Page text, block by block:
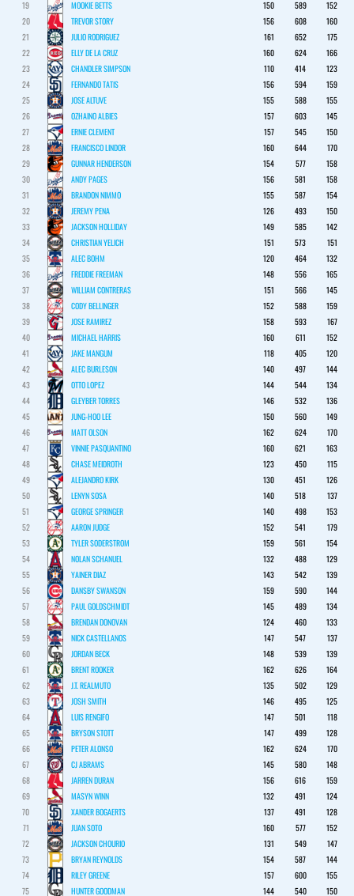
19
MOOKIE BETTS 150 589
152
20
TREVOR STORY 156 608
160
21
JULIO RODRIGUEZ 161 652
175
22
ELLY DE LA CRUZ 160 624
166
23
CHANDLER SIMPSON 110 414
123
24
FERNANDO TATIS 156 594
159
25
JOSE ALTUVE 155 588
155
26
OZHAINO ALBIES 157 603
145
27
ERNIE CLEMENT 157 545
150
28
FRANCISCO LINDOR 160 644
170
29
GUNNAR HENDERSON 154 577
158
30
ANDY PAGES 156 581
158
31
BRANDON NIMMO 155 587
154
32
JEREMY PENA 126 493
150
33
JACKSON HOLLIDAY 149 585
142
34
CHRISTIAN YELICH 151 573
151
35
ALEC BOHM 120 464
132
36
FREDDIE FREEMAN 148 556
165
37
WILLIAM CONTRERAS 151 566
145
38
CODY BELLINGER 152 588
159
39
JOSE RAMIREZ 158 593
167
40
MICHAEL HARRIS 160 611
152
41
JAKE MANGUM 118 405
120
42
ALEC BURLESON 140 497
144
43
OTTO LOPEZ 144 544
134
44
GLEYBER TORRES 146 532
136
45
JUNG-HOO LEE 150 560
149
46
MATT OLSON 162 624
170
47
VINNIE PASQUANTINO 160 621
163
48
CHASE MEIDROTH 123 450
115
49
ALEJANDRO KIRK 130 451
126
50
LENYN SOSA 140 518
137
51
GEORGE SPRINGER 140 498
153
52
AARON JUDGE 152 541
179
53
TYLER SODERSTROM 159 561
154
54
NOLAN SCHANUEL 132 488
129
55
YAINER DIAZ 143 542
139
56
DANSBY SWANSON 159 590
144
57
PAUL GOLDSCHMIDT 145 489
134
58
BRENDAN DONOVAN 124 460
133
59
NICK CASTELLANOS 147 547
137
60
JORDAN BECK 148 539
139
61
BRENT ROOKER 162 626
164
62
J.T. REALMUTO 135 502
129
63
JOSH SMITH 146 495
125
64
LUIS RENGIFO 147 501
118
65
BRYSON STOTT 147 499
128
66
PETER ALONSO 162 624
170
67
CJ ABRAMS 145 580
148
68
JARREN DURAN 156 616
159
69
MASYN WINN 132 491
124
70
XANDER BOGAERTS 137 491
128
71
JUAN SOTO 160 577
152
72
JACKSON CHOURIO 131 549
147
73
BRYAN REYNOLDS 154 587
144
74
RILEY GREENE 157 600
155
75
HUNTER GOODMAN 144 540 150